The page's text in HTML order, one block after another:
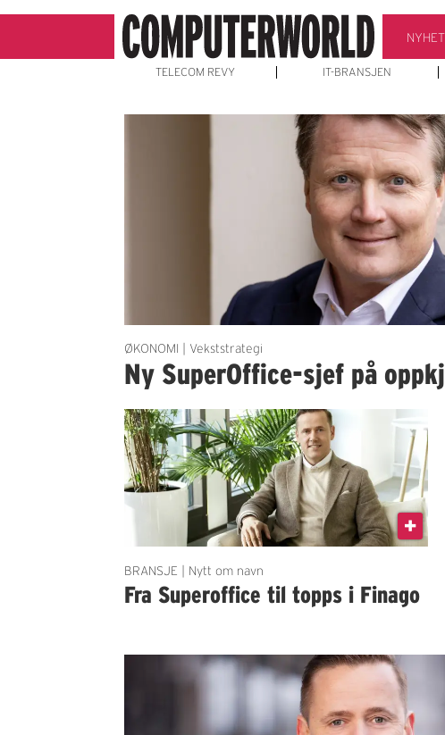
TELECOM REVY IT-BRANSJEN
ØKONOMI | Vekststrategi
Ny SuperOffice-sjef på
BRANSJE | Nytt om navn
Fra Superoffice til topps i Finago